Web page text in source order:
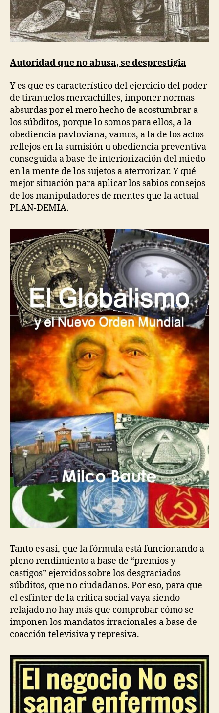
Autoridad que no abusa, se desprestigia
Y es que es característico del ejercicio del poder
de tiranuelos mercachifles, imponer normas
absurdas por el mero hecho de acostumbrar a
los súbditos, porque lo somos para ellos, a la
obediencia pavloviana, vamos, a la de los actos
reflejos en la sumisión u obediencia preventiva
conseguida a base de interiorización del miedo
en la mente de los sujetos a aterrorizar. Y qué
mejor situación para aplicar los sabios consejos
de los manipuladores de mentes que la actual
PLAN-DEMIA.
Tanto es así, que la fórmula está funcionando a
pleno rendimiento a base de “premios y
castigos” ejercidos sobre los desgraciados
súbditos, que no ciudadanos. Por eso, para que
el esfínter de la crítica social vaya siendo
relajado no hay más que comprobar cómo se
imponen los mandatos irracionales a base de
coacción televisiva y represiva.